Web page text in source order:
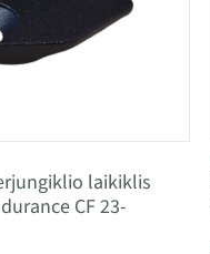
laikiklis
CF 23-